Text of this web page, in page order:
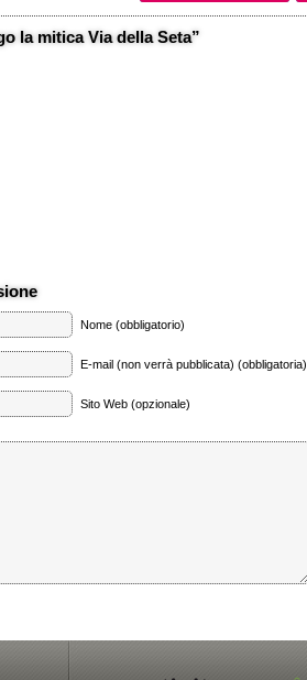
la mitica Via della Seta”
Nome (obbligatorio)
E-mail (non verrà pubblicata) (obbligatoria)
Sito Web (opzionale)